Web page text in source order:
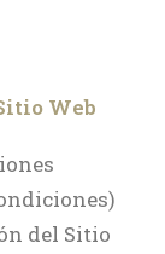
Web
del Sitio